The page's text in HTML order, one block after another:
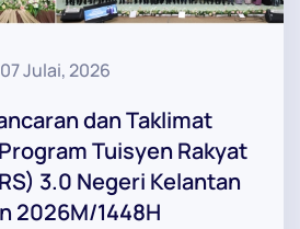
07 Julai, 2026
dan Taklimat
Tuisyen Rakyat
3.0 Negeri Kelantan
2026M/1448H